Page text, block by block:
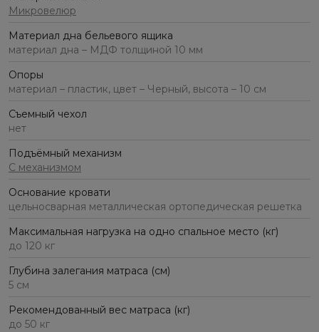
Микровелюр
Материал дна бельевого ящика
материал дна – МДФ толщиной 10 мм
Опоры
материал – пластик, цвет – Черный, высота – 10 см
Съемный чехол
нет
Подъёмный механизм
С механизмом
Основание кровати
цельносварная металлическая ортопедическая решетка
Максимальная нагрузка на одно спальное место (кг)
до 120 кг
Глубина залегания матраса (см)
5 см
Рекомендованный вес матраса (кг)
до 50 кг